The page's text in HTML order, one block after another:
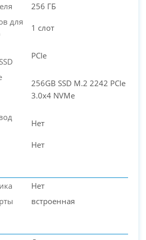
256 ГБ
для
1 слот
PCIe
256GB SSD M.2 2242 PCIe
3.0x4 NVMe
Нет
Нет
Нет
встроенная